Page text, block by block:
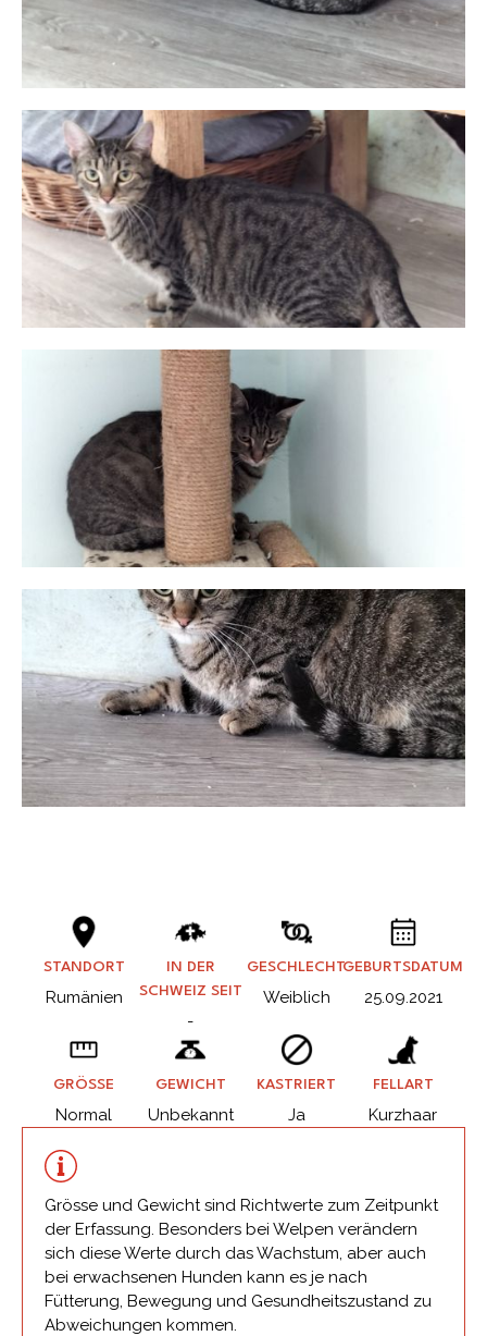
STANDORT
Rumänien
IN DER
SCHWEIZ SEIT
-
GESCHLECHT
Weiblich
GEBURTSDATUM
25.09.2021
GRÖSSE
Normal
GEWICHT
Unbekannt
KASTRIERT
Ja
FELLART
Kurzhaar
Grösse und Gewicht sind Richtwerte zum Zeitpunkt
der Erfassung. Besonders bei Welpen verändern
sich diese Werte durch das Wachstum, aber auch
bei erwachsenen Hunden kann es je nach
Fütterung, Bewegung und Gesundheitszustand zu
Abweichungen kommen.